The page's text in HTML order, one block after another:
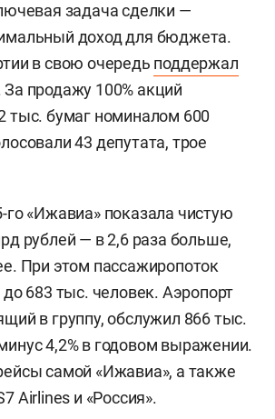
задача сделки —
доход для бюджета.
в свою очередь поддержал
продажу 100% акций
тыс. бумаг номиналом 600
43 депутата, трое
го «Ижавиа» показала чистую
рублей — в 2,6 раза больше,
При этом пассажиропоток
до 683 тыс. человек. Аэропорт
в группу, обслужил 866 тыс.
4,2% в годовом выражении.
самой «Ижавиа», а также
Airlines и «Россия».